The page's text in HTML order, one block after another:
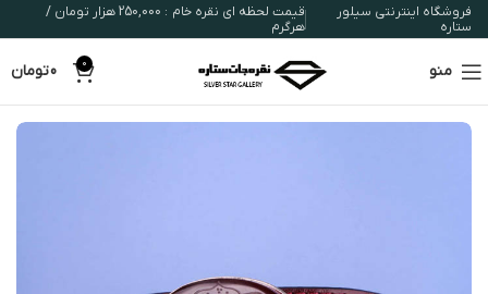
فروشگاه اینترنتی سیلور
ستاره
قیمت لحظه ای نقره خام : 250,000 هزار تومان /
هرگرم
منو 0
0تومان